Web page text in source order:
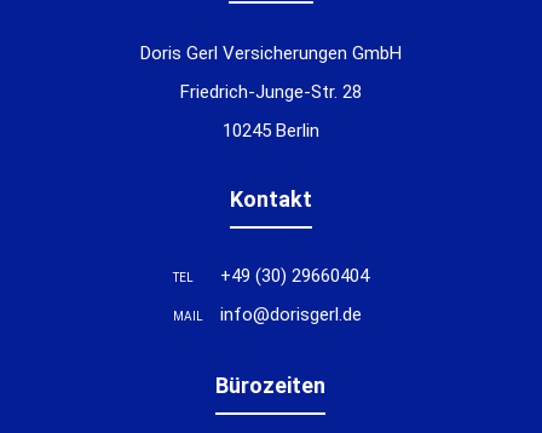
Doris Gerl Versicherungen GmbH
Friedrich-Junge-Str. 28
10245 Berlin
Kontakt
TEL +49 (30) 29660404
MAIL info@dorisgerl.de
Bürozeiten